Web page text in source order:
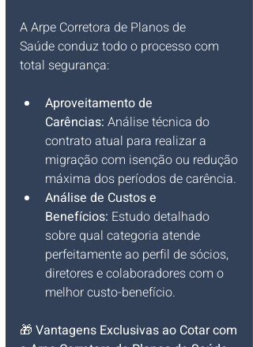
A Arpe Corretora de Planos de
Saúde conduz todo o processo com
total segurança:
Aproveitamento de
Carências: Análise técnica do
contrato atual para realizar a
migração com isenção ou redução
máxima dos períodos de carência.
Análise de Custos e
Benefícios: Estudo detalhado
sobre qual categoria atende
perfeitamente ao perfil de sócios,
diretores e colaboradores com o
melhor custo-benefício.
🎁 Vantagens Exclusivas ao Cotar com